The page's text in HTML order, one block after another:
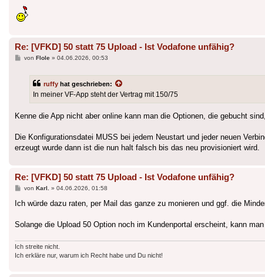
Re: [VFKD] 50 statt 75 Upload - Ist Vodafone unfähig?
Beitrag
von Flole» 04.06.2026, 00:53
ruffy hat geschrieben:
In meiner VF-App steht der Vertrag mit 150/75
Kenne die App nicht aber online kann man die Optionen, die gebucht
Die Konfigurationsdatei MUSS bei jedem Neustart und jeder neuen
erzeugt wurde dann ist die nun halt falsch bis das neu provisioniert wird.
Re: [VFKD] 50 statt 75 Upload - Ist Vodafone unfähig?
Beitrag
von Karl. » 04.06.2026, 01:58
Ich würde dazu raten, per Mail das ganze zu monieren und ggf. die
Solange die Upload 50 Option noch im Kundenportal erscheint, kann
Ich streite nicht.
Ich erkläre nur, warum ich Recht habe und Du nicht!